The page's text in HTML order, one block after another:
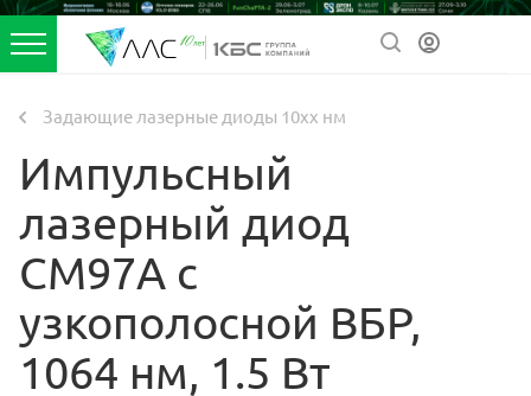
Задающие лазерные диоды 10xx нм
Импульсный
лазерный диод
CM97A с
узкополосной ВБР,
1064 нм, 1.5 Вт